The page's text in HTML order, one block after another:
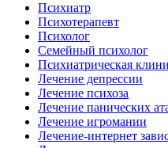
Психиатр
Психотерапевт
Психолог
Семейный психолог
Психиатрическая
Лечение депрессии
Лечение психоза
Лечение панических
Лечение игромании
Лечение-интернет